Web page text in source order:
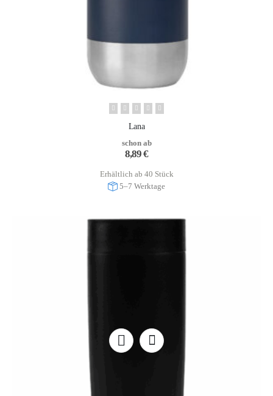
Lana
schon ab
8,89€
Erhältlich ab 40 Stück
5–7 Werktage